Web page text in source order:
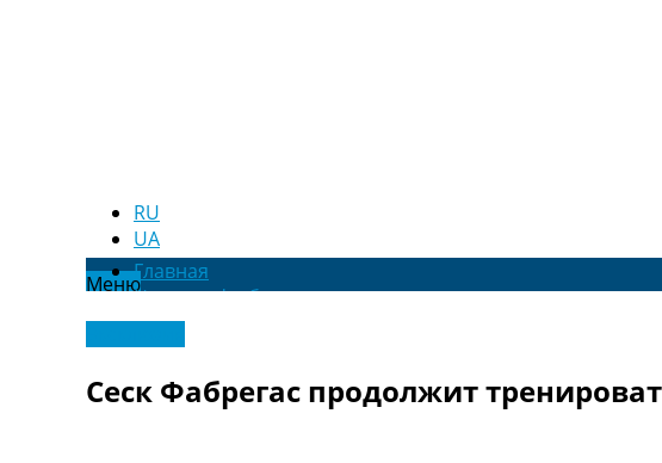
RU
UA
МенюГлавная
Новости футбола
Видео
Трансферы
Новости футбола Украины
Последние комментарии
Сеск Фабрегас продолжит